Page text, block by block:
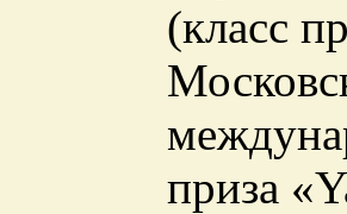
(класс
приза